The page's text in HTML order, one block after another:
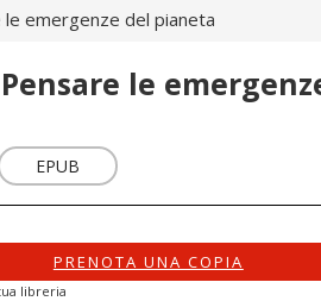
emergenze del pianeta
le
EPUB
PRENOTA UNA COPIA
libreria